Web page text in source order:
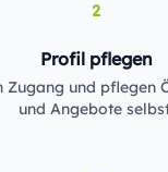
2
Profil pflegen
Zugang und pflegen
und Angebote